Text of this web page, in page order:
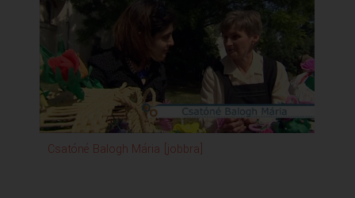
Csatóné Balogh Mária [jobbra]